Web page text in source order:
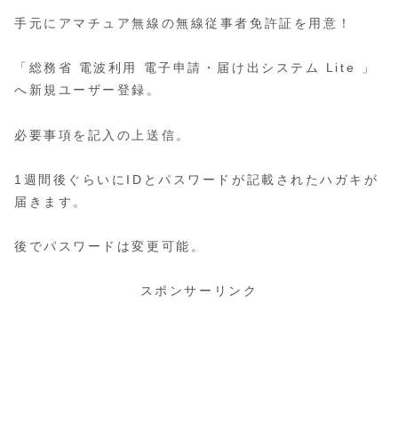
手元にアマチュア無線の無線従事者免許証を用意！
「総務省 電波利用 電子申請・届け出システム Lite 」
へ新規ユーザー登録。
必要事項を記入の上送信。
1週間後ぐらいにIDとパスワードが記載されたハガキが
届きます。
後でパスワードは変更可能。
スポンサーリンク